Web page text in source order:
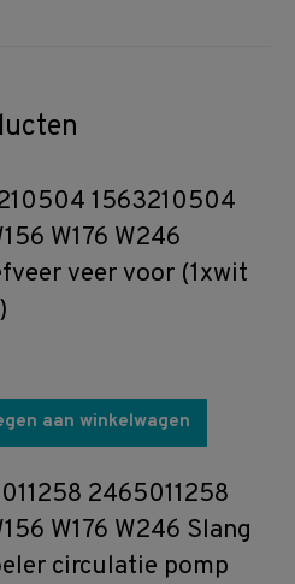
1563210504
W176 W246
veer voor (1xwit
aan winkelwagen
2465011258
W176 W246 Slang
circulatie pomp